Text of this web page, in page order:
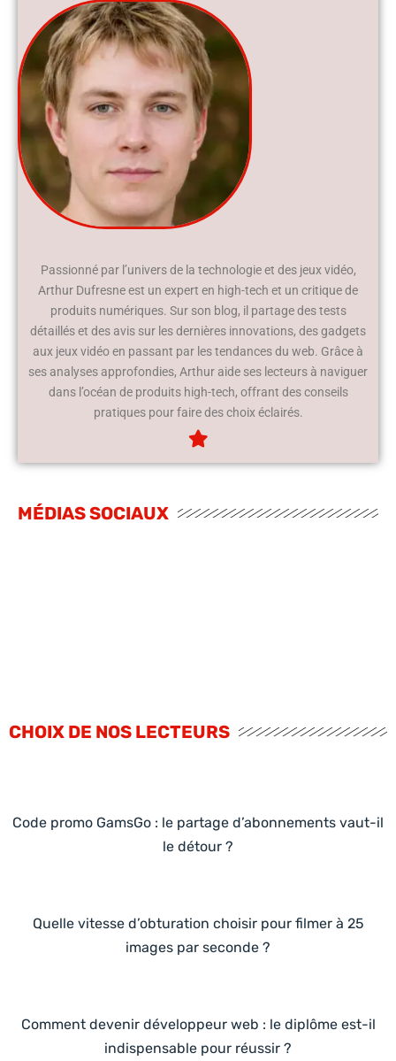
Passionné par l’univers de la technologie et des jeux vidéo,
Arthur Dufresne est un expert en high-tech et un critique de
produits numériques. Sur son blog, il partage des tests
détaillés et des avis sur les dernières innovations, des gadgets
aux jeux vidéo en passant par les tendances du web. Grâce à
ses analyses approfondies, Arthur aide ses lecteurs à naviguer
dans l’océan de produits high-tech, offrant des conseils
pratiques pour faire des choix éclairés.
MÉDIAS SOCIAUX
CHOIX DE NOS LECTEURS
Code promo GamsGo : le partage d’abonnements vaut-il
le détour ?
Quelle vitesse d’obturation choisir pour filmer à 25
images par seconde ?
Comment devenir développeur web : le diplôme est-il
indispensable pour réussir ?